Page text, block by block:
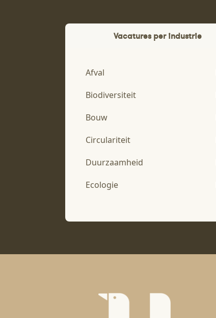
Vacatures per industrie
Afval
Biodiversiteit
Bouw
Circulariteit
Duurzaamheid
Ecologie